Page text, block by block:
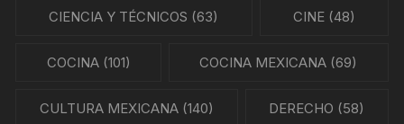
CIENCIA Y TÉCNICOS (63) CINE(48)
COCINA(101) COCINA MEXICANA (69)
CULTURA MEXICANA(140) DERECHO (58)